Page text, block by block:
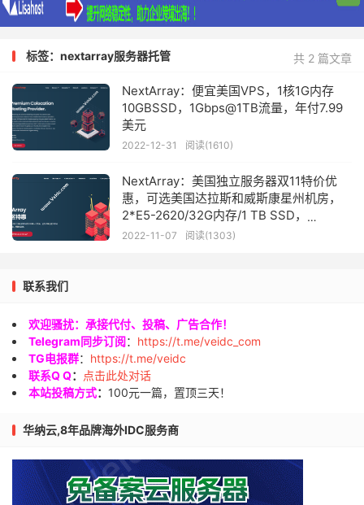
共 2 篇文章
标签：nextarray服务器托管
NextArray：便宜美国VPS，1核1G内存
10GBSSD，1Gbps@1TB流量，年付7.99
美元
2022-12-31 阅读(1610)
NextArray：美国独立服务器双11特价优
惠，可选美国达拉斯和威斯康星州机房，
2*E5-2620/32G内存/1 TB SSD，
1Gbps@30 TB，年付299.99美元
2022-11-07 阅读(1303)
联系我们
欢迎骚扰：承接代付、投稿、广告合作！
Telegram同步订阅： https://t.me/veidc_com
TG电报群： https://t.me/veidc
联系Q Q：
点击此处对话
本站投稿方式： 100元一篇，置顶三天！
华纳云,8年品牌海外IDC服务商